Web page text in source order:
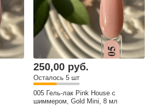
250,00 руб.
Осталось 5 шт
005 Гель-лак Pink House с
шиммером, Gold Mini, 8 мл